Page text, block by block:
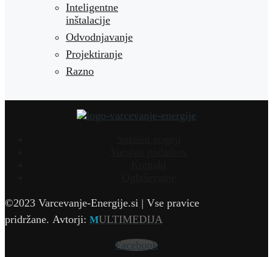
Inteligentne
inštalacije
Odvodnjavanje
Projektiranje
Razno
©2023 Varcevanje-Energije.si | Vse pravice
pridržane. Avtorji: MULTIMEDIJA
Facebook